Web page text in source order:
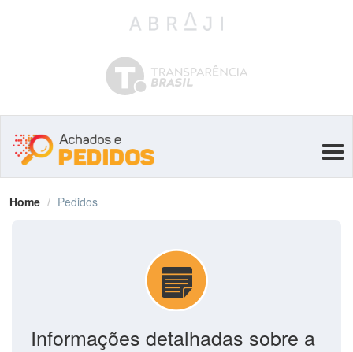
Home Pedidos
Informações detalhadas sobre a